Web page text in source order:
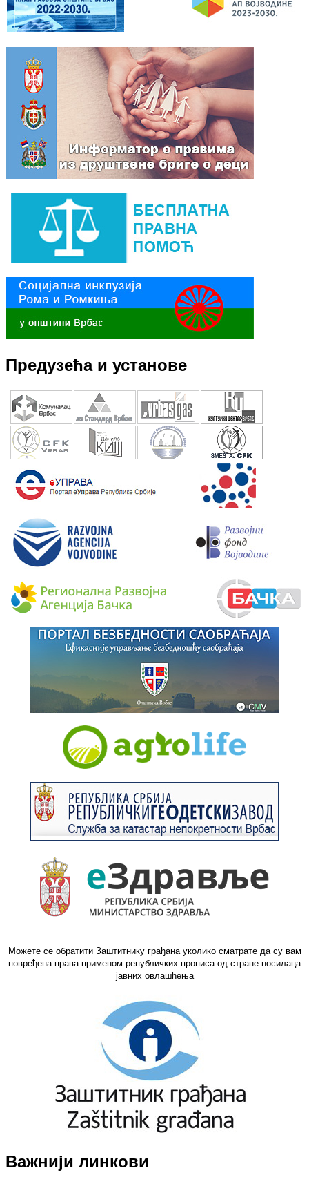
Предузећа и установе
Можете се обратити Заштитнику грађана уколико сматрате да су вам
повређена права применом републичких прописа од стране носилаца
јавних овлашћења
Важнији линкови